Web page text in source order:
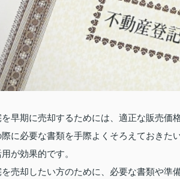
を早期に売却するためには、適正な販売価
際に必要な書類を手際よくそろえておきた
が効果的です。
を売却したい方のために、必要な書類や準